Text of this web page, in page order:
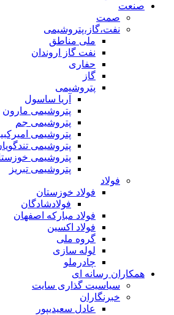
صنعت
صمت
نفت،گاز،پتروشیمی
ملی مناطق
نفت گاز اروندان
حفاری
گاز
پتروشیمی
آریا ساسول
پتروشیمی مارون
پتروشیمی جم
پتروشیمی
پتروشیمی
پتروشیمی
پتروشیمی تبریز
فولاد
فولاد خوزستان
فولادشادگان
فولاد مبارکه اصفهان
فولاد اکسین
گروه ملی
لوله سازی
چادرملو
همکاران رسانه ای
سیاسیت گذاری سایت
خبرنگاران
عادل سعیدیپور